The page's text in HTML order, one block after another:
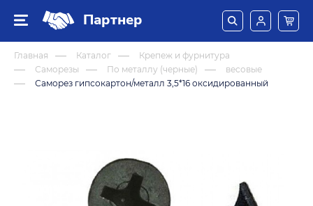
Партнер
Главная Каталог
Крепеж и фурнитура
Саморезы
По металлу (черные)
весовые
Саморез гипсокартон/металл 3,5*16 оксидированный